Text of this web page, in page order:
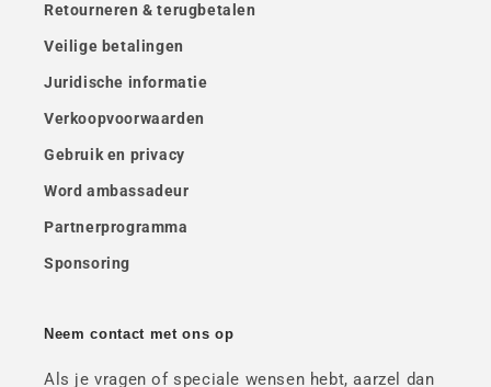
Retourneren & terugbetalen
Veilige betalingen
Juridische informatie
Verkoopvoorwaarden
Gebruik en privacy
Word ambassadeur
Partnerprogramma
Sponsoring
Neem contact met ons op
Als je vragen of speciale wensen hebt, aarzel dan